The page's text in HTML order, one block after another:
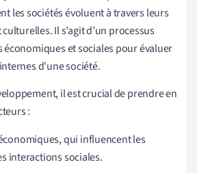
les sociétés évoluent à travers leurs
Il s’agit d’un processus
économiques et sociales pour évaluer
d'une société.
il est crucial de prendre en
:
qui influencent les
interactions sociales.